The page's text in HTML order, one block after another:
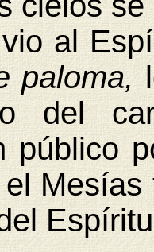
al
paloma,
del
público